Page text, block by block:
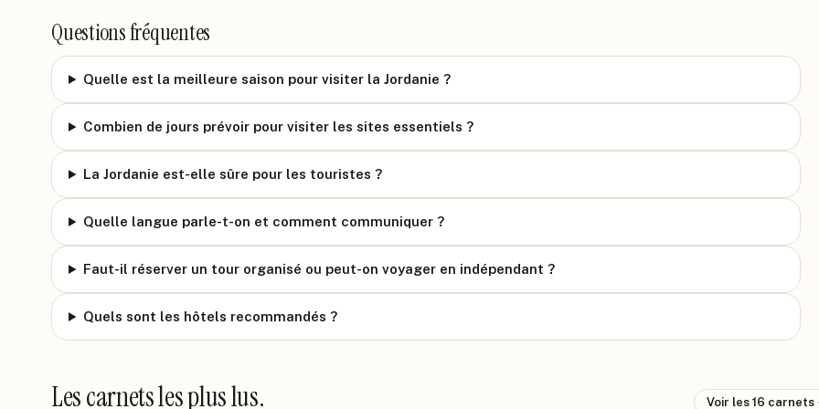
Questions fréquentes
Quelle est la meilleure saison pour visiter la Jordanie ?
Combien de jours prévoir pour visiter les sites essentiels ?
La Jordanie est-elle sûre pour les touristes ?
Quelle langue parle-t-on et comment communiquer ?
Faut-il réserver un tour organisé ou peut-on voyager en indépendant ?
Quels sont les hôtels recommandés ?
Les carnets les plus lus. Voir les 16 carnets